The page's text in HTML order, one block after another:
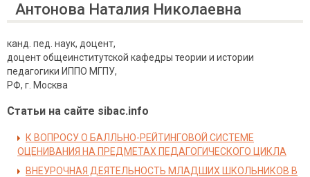
Антонова Наталия Николаевна
канд. пед. наук, доцент,
доцент общеинститутской кафедры теории и истории
педагогики ИППО МГПУ,
РФ, г. Москва
Статьи на сайте sibac.info
К ВОПРОСУ О БАЛЛЬНО-РЕЙТИНГОВОЙ СИСТЕМЕ
ОЦЕНИВАНИЯ НА ПРЕДМЕТАХ ПЕДАГОГИЧЕСКОГО ЦИКЛА
ВНЕУРОЧНАЯ ДЕЯТЕЛЬНОСТЬ МЛАДШИХ ШКОЛЬНИКОВ В